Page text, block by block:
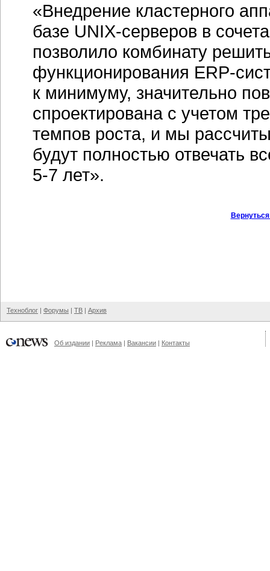
«Внедрение кластерного
базе UNIX-серверов в
позволило комбинату
функционирования ERP-
к минимуму, значительно
спроектирована с учетом
темпов роста, и мы
будут полностью отвечать
5-7 лет».
Техноблог | Форумы | ТВ | Архив
Об издании | Реклама | Вакансии | Контакты